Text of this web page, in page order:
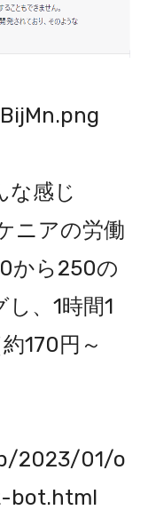
な感じ
ニアの労働
から250の
、1時間1
170円～
2023/01/o
bot.html